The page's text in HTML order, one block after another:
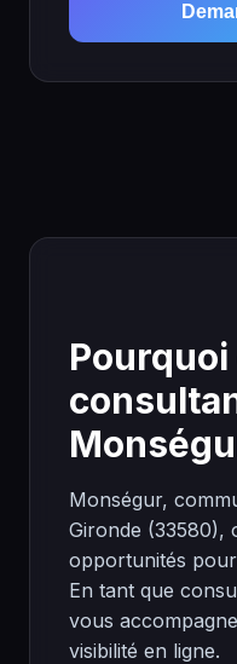
Monségur,
Gironde (33580),
opportunités
En tant que
vous
visibilité en ligne.